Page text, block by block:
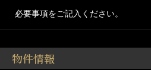
必要事項をご記入ください。
物件情報